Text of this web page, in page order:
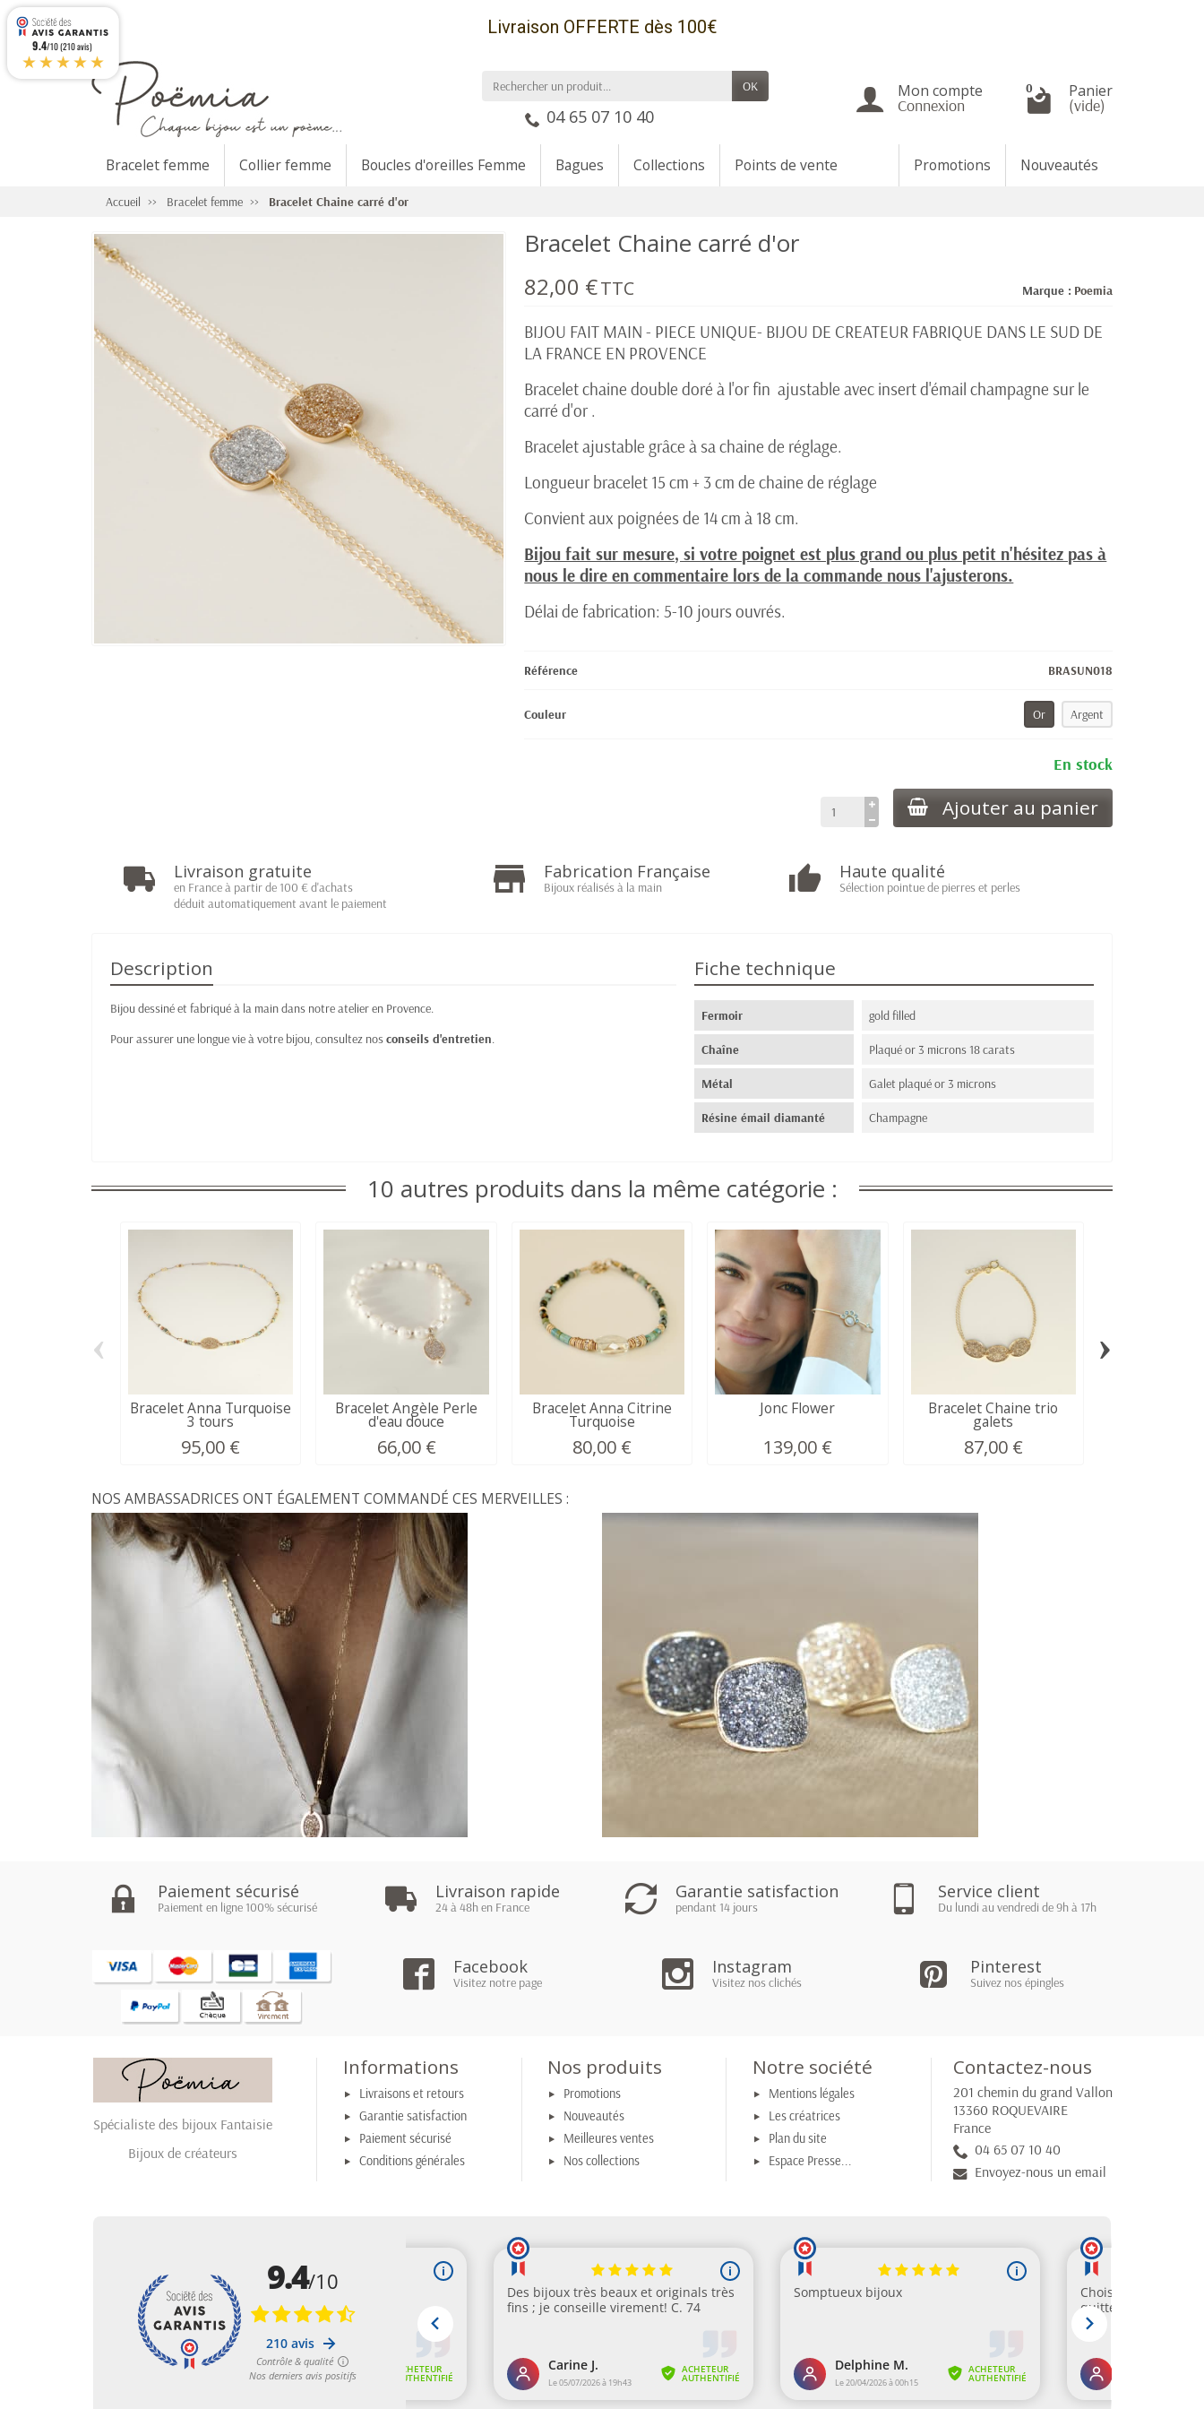
Livraison OFFERTE dès 100€
OK
04 65 07 10 40
Mon compte
Connexion
0 Panier
(vide)
Bracelet femme Collier femme Boucles d'oreilles Femme Bagues Collections Points de vente Promotions Nouveautés
Accueil Bracelet femme Bracelet Chaine carré d'or
Bracelet Chaine carré d'or
Marque : Poemia
82,00 €TTC
BIJOU FAIT MAIN - PIECE UNIQUE- BIJOU DE CREATEUR FABRIQUE DANS LE SUD DE
LA FRANCE EN PROVENCE
Bracelet chaine double doré à l'or fin ajustable avec insert d'émail champagne sur le
carré d'or .
Bracelet ajustable grâce à sa chaine de réglage.
Longueur bracelet 15 cm + 3 cm de chaine de réglage
Convient aux poignées de 14 cm à 18 cm.
Bijou fait sur mesure, si votre poignet est plus grand ou plus petit n'hésitez pas à
nous le dire en commentaire lors de la commande nous l'ajusterons.
Délai de fabrication: 5-10 jours ouvrés.
Référence BRASUN018
Couleur Or Argent
En stock
Ajouter au panier
Livraison gratuite
en France à partir de 100 € d'achats
déduit automatiquement avant le paiement
Fabrication Française
Bijoux réalisés à la main
Haute qualité
Sélection pointue de pierres et perles
Description
Bijou dessiné et fabriqué à la main dans notre atelier en Provence.
Pour assurer une longue vie à votre bijou, consultez nosconseils d'entretien.
Fiche technique
Fermoir gold filled
Chaîne Plaqué or 3 microns 18 carats
Métal Galet plaqué or 3 microns
Résine émail diamanté Champagne
10 autres produits dans la même catégorie :
Bracelet Anna Turquoise
3 tours
95,00 €
Bracelet Angèle Perle
d'eau douce
66,00 €
Bracelet Anna Citrine
Turquoise
80,00 €
Jonc Flower
139,00 €
Bracelet Chaine trio
galets
87,00 €
‹ ›
NOS AMBASSADRICES ONT ÉGALEMENT COMMANDÉ CES MERVEILLES :
Collier ras de cou petit...
Ajouter au panier
Bague Sunshine carré d'or
 Ajouter au panier
Paiement sécurisé
Paiement en ligne 100% sécurisé
Livraison rapide
24 à 48h en France
Garantie satisfaction
pendant 14 jours
Service client
Du lundi au vendredi de 9h à 17h
Facebook
Visitez notre page
Instagram
Visitez nos clichés
Pinterest
Suivez nos épingles
Spécialiste des bijoux Fantaisie
Bijoux de créateurs
Informations
Livraisons et retours
Garantie satisfaction
Paiement sécurisé
Conditions générales
Nos produits
Promotions
Nouveautés
Meilleures ventes
Nos collections
Notre société
Mentions légales
Les créatrices
Plan du site
Espace Presse...
Contactez-nous
201 chemin du grand Vallon
13360 ROQUEVAIRE
France
04 65 07 10 40
Envoyez-nous un email
9.4/10 (210 avis)
★★★★★